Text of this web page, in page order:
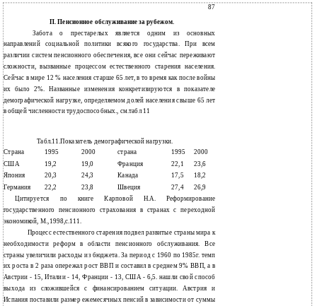
87
П. Пенсионное обслуживание за рубежом.
Забота о престарелых является одним из основных
направлений социальной политики всякого государства. При всем
различии систем пенсионного обеспечения, все они сейчас переживают
сложности, вызванные процессом естественного старения населения.
Сейчас в мире 12 % населения старше 65 лет, в то время как после войны
их было 2%. Названные изменения конкретизируются в показателе
демографической нагрузке, определяемом долей населения свыше 65 лет
в общей численности трудоспособных., см.табл 11
Табл.11.Показатель демографической нагрузки.
Страна
1995 2000 страна 1995 2000
США 19,2 19,0 Франция 22,1
23,6
Япония
20,3 24,3 Канада 17,5
18,2
Германия
22,2 23,8 Швеция 27,4
26,9
Цитируется по книге Карповой Н.А. Реформирование
государственного пенсионного страхования в странах с переходной
экономикой, М.,1998,с.111.
Процесс естественного старения подвел развитые страны мира к
необходимости реформ в области пенсионного обслуживания. Все
страны увеличили расходы из бюджета. За период с 1960 по 1985г. темп
их роста в 2 раза опережал рост ВВП и составил в среднем 9% ВВП, а в
Австрии - 15, Италии - 14, Франции - 13, США - 6,5. нашли свой способ
выхода из сложившейся с финансированием ситуации. Австрия и
Испания поставили размер ежемесячных пенсий в зависимости от суммы